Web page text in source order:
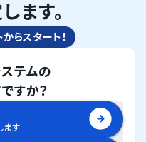
ます。
らスタート！
テムの
すか？
ます